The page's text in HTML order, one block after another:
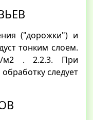
("дорожки") и
тонким слоем.
м2 . 2.2.3. При
следует